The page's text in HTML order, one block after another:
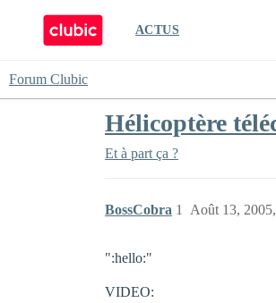
ACTUS
Forum Clubic
Hélicoptère
Et à part ça ?
BossCobra Août 13, 2005,
1
":hello:"
VIDEO: